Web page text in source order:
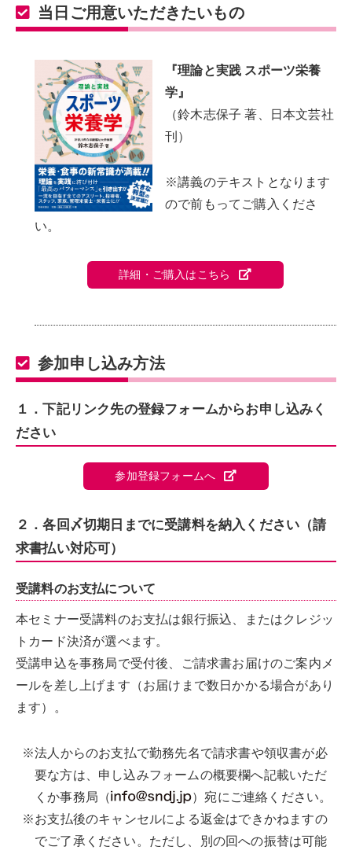
当日ご用意いただきたいもの
『理論と実践 スポーツ栄養
学』
（鈴木志保子 著、日本文芸社
刊）
※講義のテキストとなります
ので前もってご購入くださ
い。
詳細・ご購入はこちら
参加申し込み方法
１．下記リンク先の登録フォームからお申し込みく
ださい
参加登録フォームへ
２．各回〆切期日までに受講料を納入ください（請
求書払い対応可）
受講料のお支払について
本セミナー受講料のお支払は銀行振込、またはクレジッ
トカード決済が選べます。
受講申込を事務局で受付後、ご請求書お届けのご案内メ
ールを差し上げます（お届けまで数日かかる場合があり
ます）。
※法人からのお支払で勤務先名で請求書や領収書が必
要な方は、申し込みフォームの概要欄へ記載いただ
くか事務局（
）宛にご連絡ください。
※お支払後のキャンセルによる返金はできかねますの
でご了承ください。ただし、別の回への振替は可能